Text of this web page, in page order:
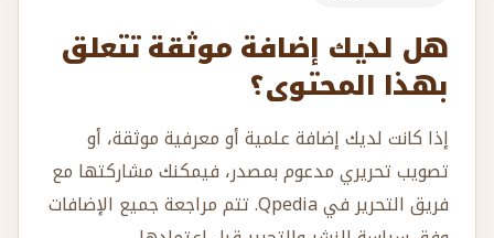
هل لديك إضافة موثقة تتعلق
بهذا المحتوى؟
إذا كانت لديك إضافة علمية أو معرفية موثقة، أو
تصويب تحريري مدعوم بمصدر، فيمكنك مشاركتها مع
فريق التحرير في Qpedia. تتم مراجعة جميع الإضافات